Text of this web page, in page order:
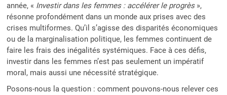
année, « Investir dans les femmes : accélérer le progrès »,
résonne profondément dans un monde aux prises avec des
crises multiformes. Qu’il s’agisse des disparités économiques
ou de la marginalisation politique, les femmes continuent de
faire les frais des inégalités systémiques. Face à ces défis,
investir dans les femmes n’est pas seulement un impératif
moral, mais aussi une nécessité stratégique.
Posons-nous la question : comment pouvons-nous relever ces